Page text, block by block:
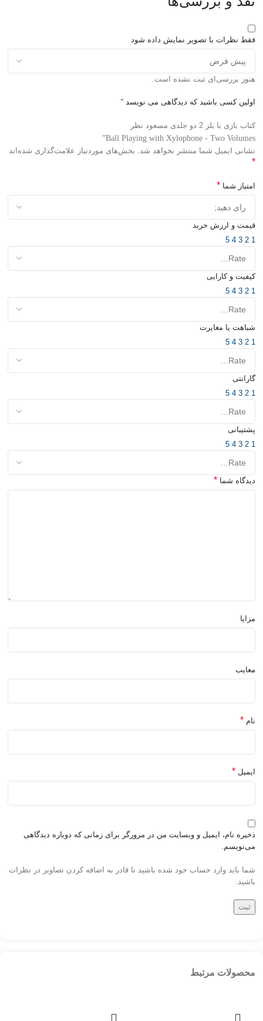
فقط نظرات با تصویر نمایش داده شود
هنوز بررسی‌ای ثبت نشده است.
اولین کسی باشید که دیدگاهی می نویسد “
کتاب بازی با بلز 2 دو جلدی مسعود نظر
Ball Playing with Xylophone - Two Volumes”
نشانی ایمیل شما منتشر نخواهد شد.
بخش‌های موردنیاز علامت‌گذاری شده‌اند
*
امتیاز شما *
قیمت و ارزش خرید
1
2
3
4
5
کیفیت و کارایی
1
2
3
4
5
شباهت یا مغایرت
1
2
3
4
5
گارانتی
1
2
3
4
5
پشتیبانی
1
2
3
4
5
دیدگاه شما *
مزایا
معایب
نام *
ایمیل *
ذخیره نام، ایمیل و وبسایت من در مرورگر برای زمانی که دوباره دیدگاهی
می‌نویسم.
شما باید وارد حساب خود شده باشید تا قادر به اضافه کردن تصاویر در نظرات
باشید.
محصولات مرتبط